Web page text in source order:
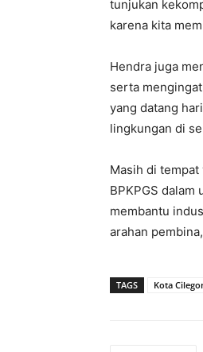
tunjukan
karena kita
Hendra juga
serta
yang datang
lingkungan di
Masih di
BPKPGS
membantu
arahan
TAGS Kota